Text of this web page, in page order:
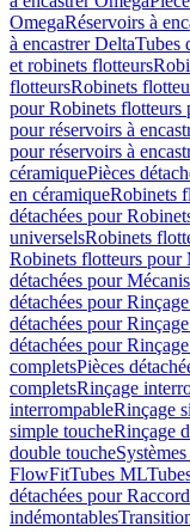
OmegaRéservoirs à
à encastrer DeltaTubes
et robinets flotteurs
flotteursRobinets
pour Robinets flotteurs
pour réservoirs à
pour réservoirs à
céramiquePièces
en céramiqueRobinets
détachées pour
universelsRobinets
Robinets flotteurs pour
détachées pour
détachées pour
détachées pour
détachées pour
completsPièces
completsRinçage
interrompableRinçage
simple toucheRinçage
double touche
FlowFitTubes ML
détachées pour
indémontables